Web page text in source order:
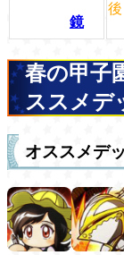
鏡
後
春の甲子
ススメデ
オススメデ